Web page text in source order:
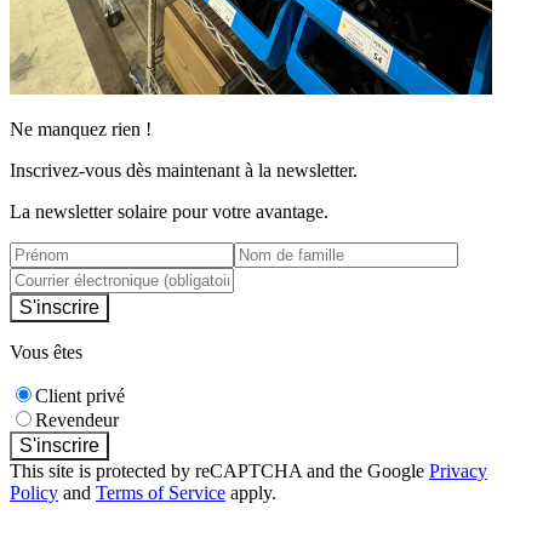
Ne manquez rien !
Inscrivez-vous dès maintenant à la newsletter.
La newsletter solaire pour votre avantage.
S'inscrire
Vous êtes
Client privé
Revendeur
S'inscrire
This site is protected by reCAPTCHA and the Google Privacy
Policy and Terms of Service apply.